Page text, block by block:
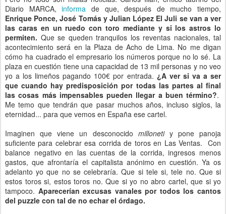
Diario MARCA,informa de que, después de mucho tiempo,
Enrique Ponce, José Tomás y Julian López El Juli se van a ver
las caras en un ruedo con toro mediante y si los astros lo
permiten. Que se queden tranquilos los reventas nacionales, tal
acontecimiento será en la Plaza de Acho de Lima. No me digan
cómo ha cuadrado el empresario los números porque no lo sé. La
plaza en cuestión tiene una capacidad de 13 mil personas y no veo
yo a los limeños pagando 100€ por entrada. ¿A ver si va a ser
que cuando hay predisposición por todas las partes al final
las cosas más impensables pueden llegar a buen término?.
Me temo que tendrán que pasar muchos años, incluso siglos, la
eternidad... para que vemos en España ese cartel.
Imaginen que viene un desconocido millonetiy pone panoja
suficiente para celebrar esa corrida de toros en Las Ventas. Con
balance negativo en las cuentas de la corrida, ingresos menos
gastos, que afrontaría el capitalista anónimo en cuestión. Ya os
adelanto yo que no se celebraría. Que si tele si, tele no. Que si
estos toros si, estos toros no. Que si yo no abro cartel, que si yo
tampoco. Aparecerían excusas vanales por todos los cantos
del puzzle con tal de no echar el órdago.